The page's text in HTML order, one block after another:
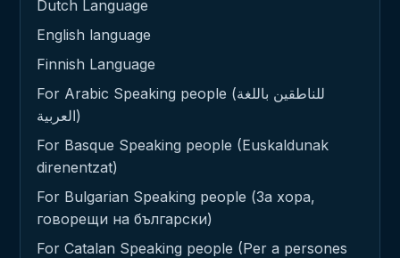
Dutch Language
English language
Finnish Language
For Arabic Speaking people (للناطقين باللغة
العربية)
For Basque Speaking people (Euskaldunak
direnentzat)
For Bulgarian Speaking people (За хора,
говорещи на български)
For Catalan Speaking people (Per a persones